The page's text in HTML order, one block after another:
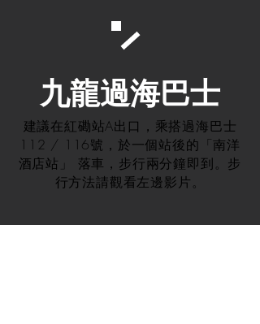
​九龍過海巴士
建議在紅磡站A出口，乘搭過海巴士
112 / 116號，於一個站後的「南洋
酒店站」 落車，步行兩分鐘即到。步
行方法請觀看左邊影片。